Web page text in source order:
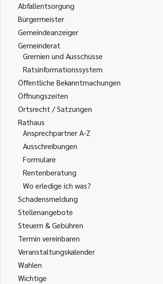
Abfallentsorgung
Bürgermeister
Gemeindeanzeiger
Gemeinderat
Gremien und Ausschüsse
Ratsinformationssystem
Öffentliche Bekanntmachungen
Öffnungszeiten
Ortsrecht / Satzungen
Rathaus
Ansprechpartner A-Z
Ausschreibungen
Formulare
Rentenberatung
Wo erledige ich was?
Schadensmeldung
Stellenangebote
Steuern & Gebühren
Termin vereinbaren
Veranstaltungskalender
Wahlen
Wichtige